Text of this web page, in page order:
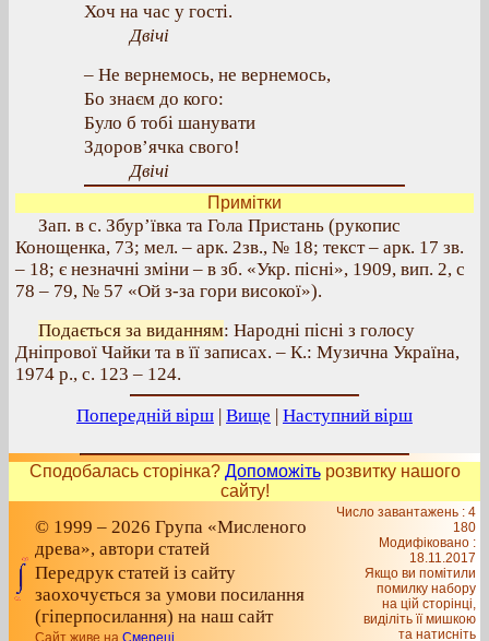
Хоч на час у гості.
Двічі
– Не вернемось, не вернемось,
Бо знаєм до кого:
Було б тобі шанувати
Здоров’ячка свого!
Двічі
Примітки
Зап. в с. Збур’ївка та Гола Пристань (рукопис
Конощенка, 73; мел. – арк. 2зв., № 18; текст – арк. 17 зв.
– 18; є незначні зміни – в зб. «Укр. пісні», 1909, вип. 2, с
78 – 79, № 57 «Ой з-за гори високої»).
Подається за виданням: Народні пісні з голосу
Дніпрової Чайки та в її записах. – К.: Музична Україна,
1974 р., с. 123 – 124.
Попередній вірш Вище Наступний вірш
Сподобалась сторінка? Допоможітьрозвитку нашого
сайту!
© 1999 – 2026 Група «Мисленого
древа», автори статей
Передрук статей із сайту
заохочується за умови посилання
(гіперпосилання) на наш сайт
Сайт живе на Смереці
Число завантажень : 4
180
Модифіковано :
18.11.2017
Якщо ви помітили
помилку набору
на цiй сторiнцi,
видiлiть її мишкою
та натисніть